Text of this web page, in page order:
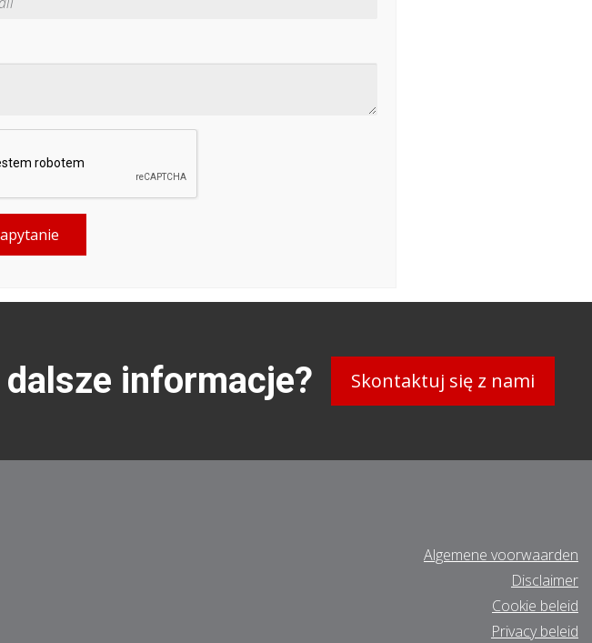
informacje? Skontaktuj się z nami
Algemene voorwaarden
Disclaimer
Cookie beleid
Privacy beleid